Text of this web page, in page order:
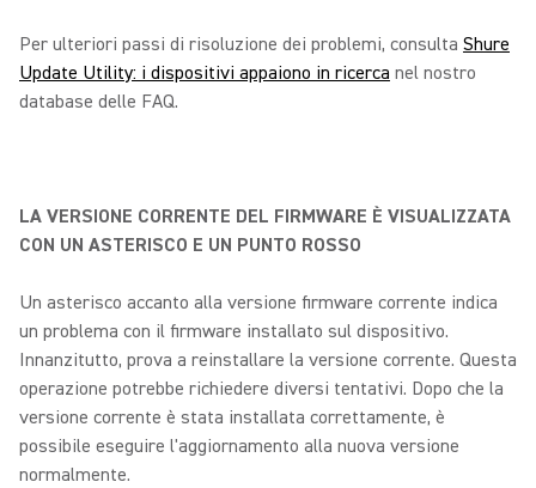
Per ulteriori passi di risoluzione dei problemi, consulta Shure
Update Utility: i dispositivi appaiono in ricerca nel nostro
database delle FAQ.
LA VERSIONE CORRENTE DEL FIRMWARE È VISUALIZZATA
CON UN ASTERISCO E UN PUNTO ROSSO
Un asterisco accanto alla versione firmware corrente indica
un problema con il firmware installato sul dispositivo.
Innanzitutto, prova a reinstallare la versione corrente. Questa
operazione potrebbe richiedere diversi tentativi. Dopo che la
versione corrente è stata installata correttamente, è
possibile eseguire l'aggiornamento alla nuova versione
normalmente.